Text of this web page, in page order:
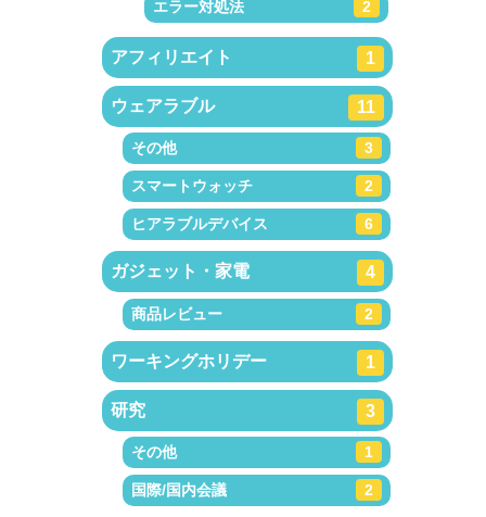
エラー対処法
2
アフィリエイト 1
ウェアラブル 11
その他 3
スマートウォッチ 2
ヒアラブルデバイス 6
ガジェット・家電 4
商品レビュー 2
ワーキングホリデー 1
研究 3
その他 1
国際/国内会議 2